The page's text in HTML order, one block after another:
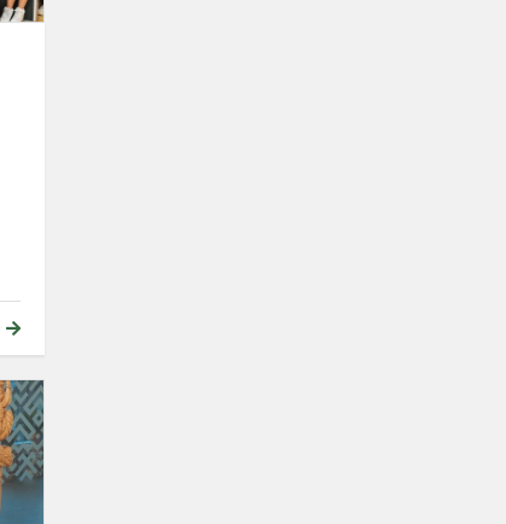
Regioninis
konkursas
„Skaitīmā
žemaitėškā“